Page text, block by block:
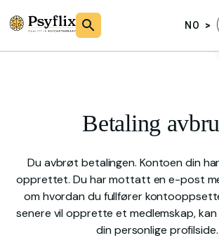
NO
Betaling
Du avbrøt betalingen. Kontoen din
opprettet. Du har mottatt en e-post
om hvordan du fullfører
senere vil opprette et medlemskap,
din personlige profilside.